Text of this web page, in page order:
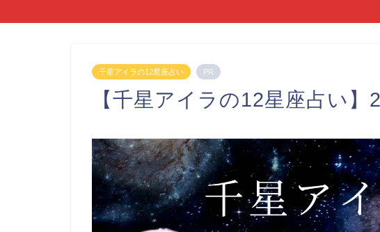
千星アイラの12星座占い PR
【千星アイラの12星座占い】